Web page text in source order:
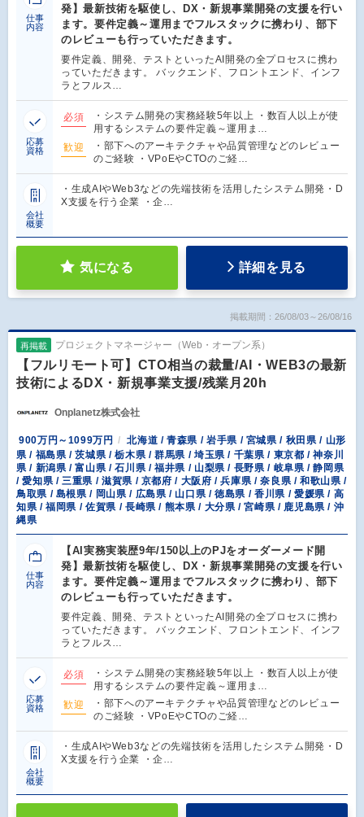
仕事
内容
発】最新技術を駆使し、DX・新規事業開発の支援を行い
ます。要件定義～運用までフルスタックに携わり、部下
のレビューも行っていただきます。
要件定義、開発、テストといったAI開発の全プロセスに携わ
っていただきます。 バックエンド、フロントエンド、インフ
ラとフルス…
応募
資格
必須
・システム開発の実務経験5年以上 ・数百人以上が使
用するシステムの要件定義～運用ま…
歓迎
・部下へのアーキテクチャや品質管理などのレビュー
のご経験 ・VPoEやCTOのご経…
会社
概要
・生成AIやWeb3などの先端技術を活用したシステム開発・D
X支援を行う企業 ・企…
気になる 詳細を見る
掲載期間：26/08/03～26/08/16
再掲載 プロジェクトマネージャー（Web・オープン系）
【フルリモート可】CTO相当の裁量/AI・WEB3の最新
技術によるDX・新規事業支援/残業月20h
Onplanetz株式会社
900万円～1099万円
北海道 / 青森県 / 岩手県 / 宮城県 / 秋田県 / 山形
県 / 福島県 / 茨城県 / 栃木県 / 群馬県 / 埼玉県 / 千葉県 / 東京都 / 神奈川
県 / 新潟県 / 富山県 / 石川県 / 福井県 / 山梨県 / 長野県 / 岐阜県 / 静岡県
/ 愛知県 / 三重県 / 滋賀県 / 京都府 / 大阪府 / 兵庫県 / 奈良県 / 和歌山県 /
鳥取県 / 島根県 / 岡山県 / 広島県 / 山口県 / 徳島県 / 香川県 / 愛媛県 / 高
知県 / 福岡県 / 佐賀県 / 長崎県 / 熊本県 / 大分県 / 宮崎県 / 鹿児島県 / 沖
縄県
仕事
内容
【AI実務実装歴9年/150以上のPJをオーダーメード開
発】最新技術を駆使し、DX・新規事業開発の支援を行い
ます。要件定義～運用までフルスタックに携わり、部下
のレビューも行っていただきます。
要件定義、開発、テストといったAI開発の全プロセスに携わ
っていただきます。 バックエンド、フロントエンド、インフ
ラとフルス…
応募
資格
必須
・システム開発の実務経験5年以上 ・数百人以上が使
用するシステムの要件定義～運用ま…
歓迎
・部下へのアーキテクチャや品質管理などのレビュー
のご経験 ・VPoEやCTOのご経…
会社
概要
・生成AIやWeb3などの先端技術を活用したシステム開発・D
X支援を行う企業 ・企…